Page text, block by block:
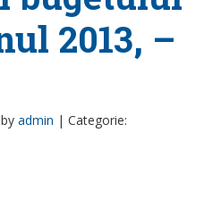
2013, –
admin | Categorie: